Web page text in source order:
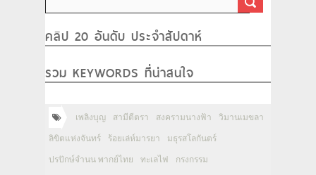
คลิป 20 อันดับ ประจำสัปดาห์
รวม KEYWORDS ที่น่าสนใจ
เพลิงบุญ สามีตีตรา สงครามนางฟ้า วิมานเมขลา
ลิขิตแห่งจันทร์ ร้อยเล่ห์มารยา มธุรสโลกันตร์
ปรปักษ์จำนน พากย์ไทย ทะเลไฟ กรงกรรม